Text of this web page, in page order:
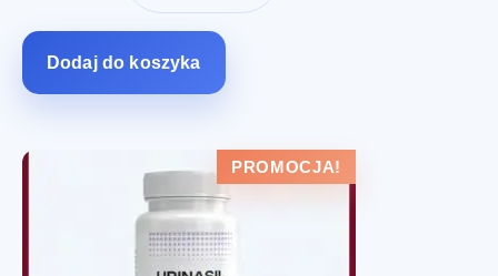
wynosiła:
Dodaj do koszyka
PROMOCJA!